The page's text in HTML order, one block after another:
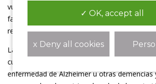
vulnerables al Covid-19
fallecidos por Covid-19 o con síntomas
residencias de personas mayores.
La presidenta de CEAFA también criticó que “
cuidados a los mayores, a las personas
enfermedad de Alzheimer u otras demencias
✓ OK, accept all
x Deny all cookies